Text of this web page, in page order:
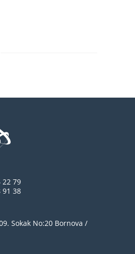
22 79
91 38
Sokak No:20 Bornova /